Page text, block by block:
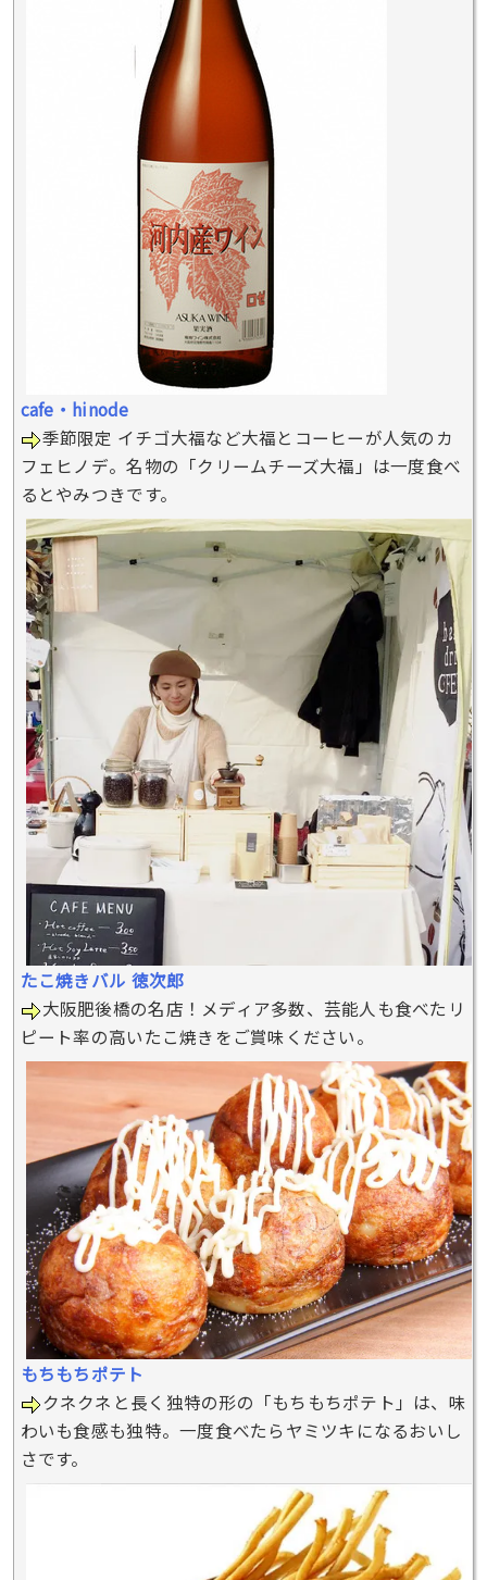
cafe・hinode
季節限定 イチゴ大福など大福とコーヒーが人気のカ
フェヒノデ。名物の「クリームチーズ大福」は一度食べ
るとやみつきです。
たこ焼きバル 徳次郎
大阪肥後橋の名店！メディア多数、芸能人も食べたリ
ピート率の高いたこ焼きをご賞味ください。
もちもちポテト
クネクネと長く独特の形の「もちもちポテト」は、味
わいも食感も独特。一度食べたらヤミツキになるおいし
さです。